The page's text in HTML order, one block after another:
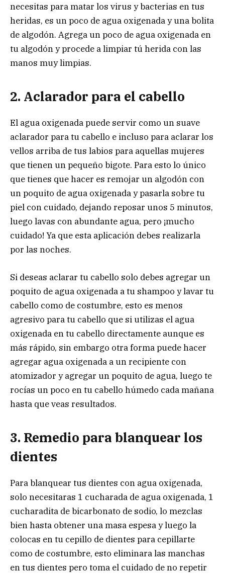
necesitas para matar los virus y bacterias en tus
heridas, es un poco de agua oxigenada y una bolita
de algodón. Agrega un poco de agua oxigenada en
tu algodón y procede a limpiar tú herida con las
manos muy limpias.
2. Aclarador para el cabello
El agua oxigenada puede servir como un suave
aclarador para tu cabello e incluso para aclarar los
vellos arriba de tus labios para aquellas mujeres
que tienen un pequeño bigote. Para esto lo único
que tienes que hacer es remojar un algodón con
un poquito de agua oxigenada y pasarla sobre tu
piel con cuidado, dejando reposar unos 5 minutos,
luego lavas con abundante agua, pero ¡mucho
cuidado! Ya que esta aplicación debes realizarla
por las noches.
Si deseas aclarar tu cabello solo debes agregar un
poquito de agua oxigenada a tu shampoo y lavar tu
cabello como de costumbre, esto es menos
agresivo para tu cabello que si utilizas el agua
oxigenada en tu cabello directamente aunque es
más rápido, sin embargo otra forma puede hacer
agregar agua oxigenada a un recipiente con
atomizador y agregar un poquito de agua, luego te
rocías un poco en tu cabello húmedo cada mañana
hasta que veas resultados.
3. Remedio para blanquear los
dientes
Para blanquear tus dientes con agua oxigenada,
solo necesitaras 1 cucharada de agua oxigenada, 1
cucharadita de bicarbonato de sodio, lo mezclas
bien hasta obtener una masa espesa y luego la
colocas en tu cepillo de dientes para cepillarte
como de costumbre, esto eliminara las manchas
en tus dientes pero toma el cuidado de no repetir